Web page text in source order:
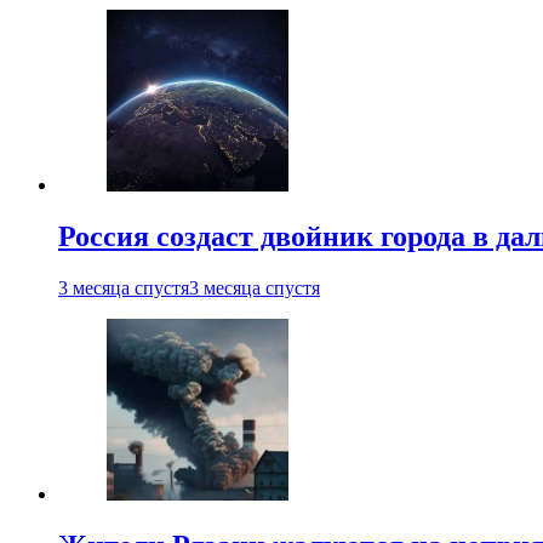
Россия создаст двойник города в
3 месяца спустя3 месяца спустя